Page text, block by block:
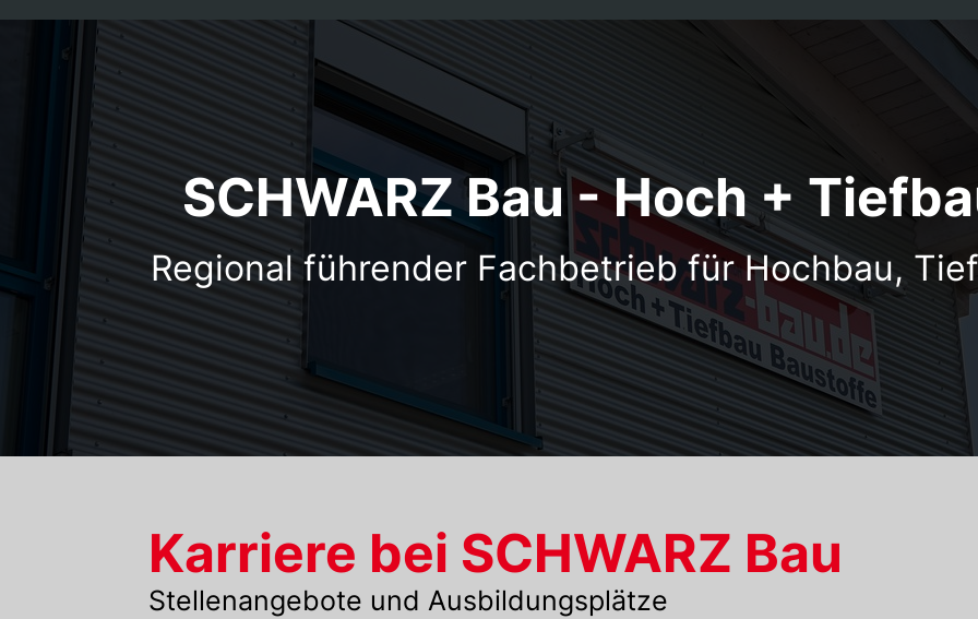
SCHWARZ Bau - Hoch +
Regional führender Fachbetrieb für Hochbau,
Karriere bei SCHWARZ Bau
Stellenangebote und Ausbildungsplätze